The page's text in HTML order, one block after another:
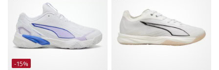
-15%